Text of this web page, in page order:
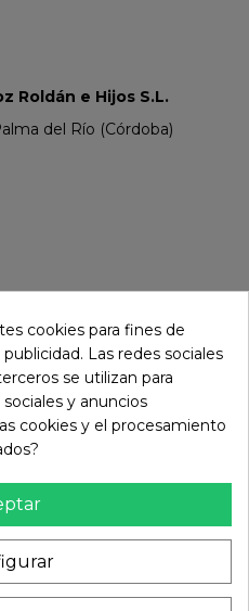
Roldán e Hijos S.L.
del Río (Córdoba)
Para ello, consulte nuestra
cookies para fines de
Las redes sociales
se utilizan para
y anuncios
cookies y el procesamiento